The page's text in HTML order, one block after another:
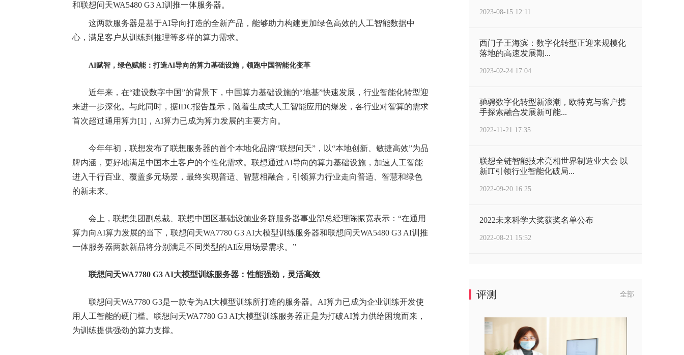
和联想问天WA5480 G3 AI训推一体服务器。
这两款服务器是基于AI导向打造的全新产品，能够助力构建更加绿色高效的人工智能数据中
心，满足客户从训练到推理等多样的算力需求。
AI赋智，绿色赋能： 打造AI导向的算力基础设施， 领跑中国智能化变革
近年来，在“建设数字中国”的背景下，中国算力基础设施的“地基”快速发展，行业智能化转型迎
来进一步深化。与此同时，据IDC报告显示，随着生成式人工智能应用的爆发，各行业对智算的需求
首次超过通用算力[1]，AI算力已成为算力发展的主要方向。
今年年初，联想发布了联想服务器的首个本地化品牌“联想问天”，以“本地创新、敏捷高效”为品
牌内涵，更好地满足中国本土客户的个性化需求。联想通过AI导向的算力基础设施，加速人工智能
进入千行百业、覆盖多元场景，最终实现普适、智慧相融合，引领算力行业走向普适、智慧和绿色
的新未来。
会上，联想集团副总裁、联想中国区基础设施业务群服务器事业部总经理陈振宽表示：“在通用
算力向AI算力发展的当下，联想问天WA7780 G3 AI大模型训练服务器和联想问天WA5480 G3 AI训推
一体服务器两款新品将分别满足不同类型的AI应用场景需求。”
联想问天WA7780 G3 AI大模型训练服务器：性能强劲，灵活高效
联想问天WA7780 G3是一款专为AI大模型训练所打造的服务器。AI算力已成为企业训练开发使
用人工智能的硬门槛。联想问天WA7780 G3 AI大模型训练服务器正是为打破AI算力供给困境而来，
为训练提供强劲的算力支撑。
2023-08-15 12:11
西门子王海滨：数字化转型正迎来规模化
落地的高速发展期...
2023-02-24 17:04
驰骋数字化转型新浪潮，欧特克与客户携
手探索融合发展新可能...
2022-11-21 17:35
联想全链智能技术亮相世界制造业大会 以
新IT引领行业智能化破局...
2022-09-20 16:25
2022未来科学大奖获奖名单公布
2022-08-21 15:52
全部
评测